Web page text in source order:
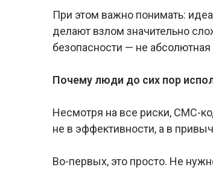
При этом важно понимать:
делают взлом значительно
безопасности — не
Почему люди до сих пор
Несмотря на все риски, СМС-
не в эффективности, а в
Во-первых, это просто. Не